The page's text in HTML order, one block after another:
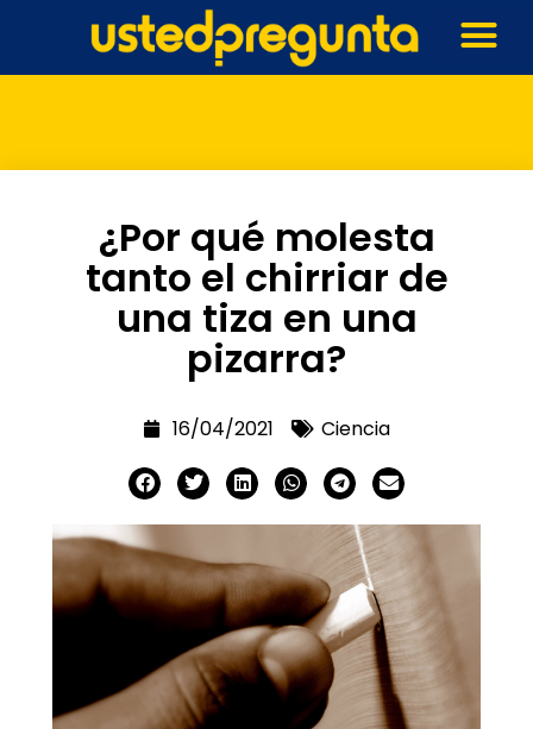
¿Por qué molesta
tanto el chirriar de
una tiza en una
pizarra?
16/04/2021 Ciencia